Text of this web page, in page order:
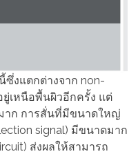
กต่างจาก non-
เหนือพื้นผิวอีกครั้ง แต่
าก การสั่นที่มีขนาดใหญ่
signal) มีขนาดมาก
ส่งผลให้สามารถ